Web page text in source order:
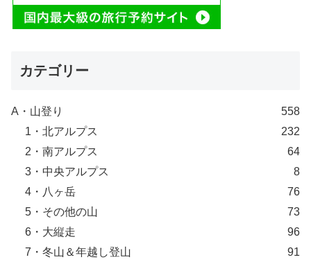
カテゴリー
A・山登り
558
1・北アルプス
232
2・南アルプス
64
3・中央アルプス
8
4・八ヶ岳
76
5・その他の山
73
6・大縦走
96
7・冬山＆年越し登山
91